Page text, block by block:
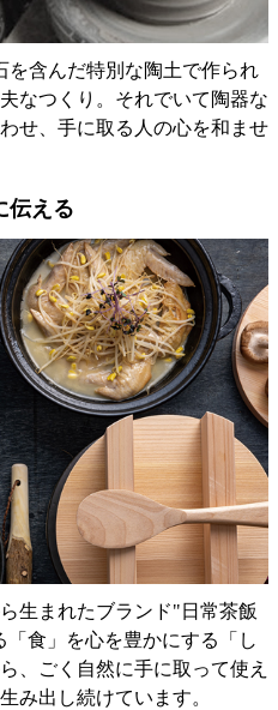
を含んだ特別な陶土で作られ
なつくり。それでいて陶器な
せ、手に取る人の心を和ませ
伝える
生まれたブランド"日常茶飯
食」を心を豊かにする「し
、ごく自然に手に取って使え
み出し続けています。